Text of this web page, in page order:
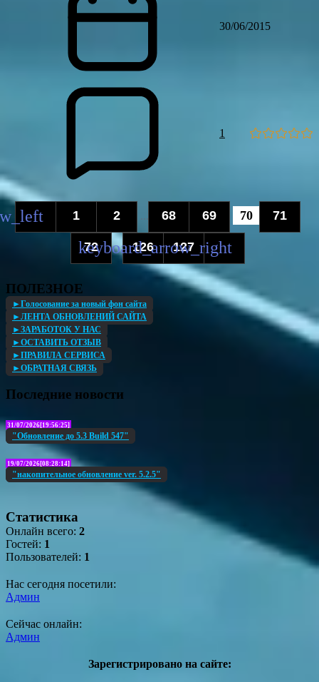
30/06/2015
1
1 2 68 69 70 71
72 ... 126 127
ПОЛЕЗНОЕ
►Голосование за новый фон сайта
►ЛЕНТА ОБНОВЛЕНИЙ САЙТА
►ЗАРАБОТОК У НАС
►ОСТАВИТЬ ОТЗЫВ
►ПРАВИЛА СЕРВИСА
►ОБРАТНАЯ СВЯЗЬ
Последние новости
31/07/2026[19:56:25]
"Обновление до 5.3 Build 547"
19/07/2026[08:28:14]
"накопительное обновление ver. 5.2.5"
Статистика
Онлайн всего: 2
Гостей: 1
Пользователей: 1
Нас сегодня посетили:
Админ
Сейчас онлайн:
Админ
Зарегистрировано на сайте: